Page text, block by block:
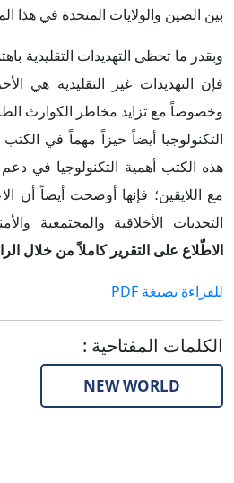
بين الصين والولايات المتحدة في هذا
وبقدر ما تحظى التهديدات التقليدية
فإن التهديدات غير التقليدية هي
وخصوصاً مع تزايد مخاطر الكوارث
التكنولوجيا أيضاً حيزاً مهماً في
هذه الكتب أهمية التكنولوجيا في
مع اللايقين؛ فإنها أوضحت أيضاً أن
التحديات الأخلاقية والمجتمعية
الاطّلاع على التقرير كاملاً من خلال
للقراءة بصيغة PDF
الكلمات المفتاحية :
NEW WORLD